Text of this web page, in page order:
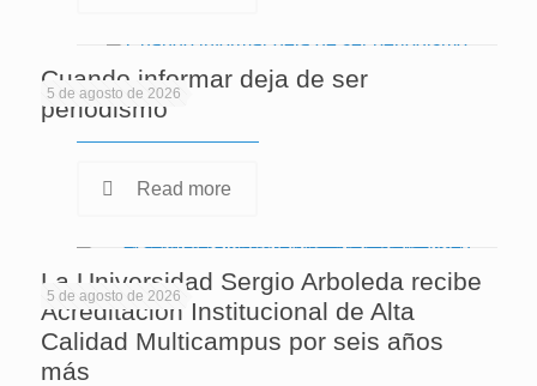
5 de agosto de 2026
Cuando informar deja de ser
periodismo
Read more
5 de agosto de 2026
La Universidad Sergio Arboleda recibe
Acreditación Institucional de Alta
Calidad Multicampus por seis años
más